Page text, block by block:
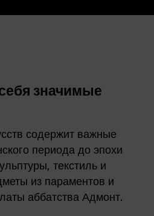
значимые
содержит важные
периода до эпохи
текстиль и
из параментов и
аббатства Адмонт.